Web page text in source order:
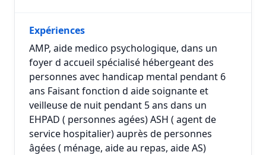
Expériences
AMP, aide medico psychologique, dans un
foyer d accueil spécialisé hébergeant des
personnes avec handicap mental pendant 6
ans Faisant fonction d aide soignante et
veilleuse de nuit pendant 5 ans dans un
EHPAD ( personnes agées) ASH ( agent de
service hospitalier) auprès de personnes
âgées ( ménage, aide au repas, aide AS)